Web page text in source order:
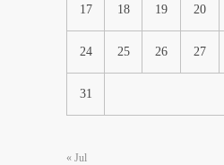
17 18 19 20
24 25 26 27
31
« Jul